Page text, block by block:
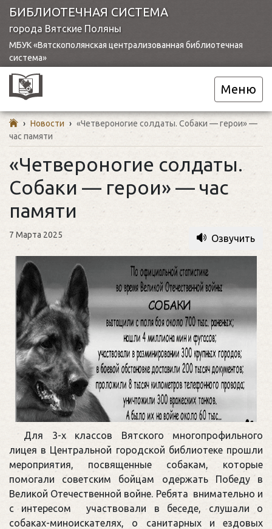
БИБЛИОТЕЧНАЯ СИСТЕМА
города Вятские Поляны
МБУК «Вятскополянская централизованная библиотечная
система»
Меню
› Новости › «Четвероногие солдаты. Собаки — герои» —
час памяти
«Четвероногие солдаты.
Собаки — герои» — час
памяти
7 Марта 2025 Озвучить
Для 3-х классов Вятского многопрофильного
лицея в Центральной городской библиотеке прошли
мероприятия, посвященные собакам, которые
помогали советским бойцам одержать Победу в
Великой Отечественной войне. Ребята внимательно и
с интересом участвовали в беседе, слушали о
собаках-миноискателях, о санитарных и ездовых